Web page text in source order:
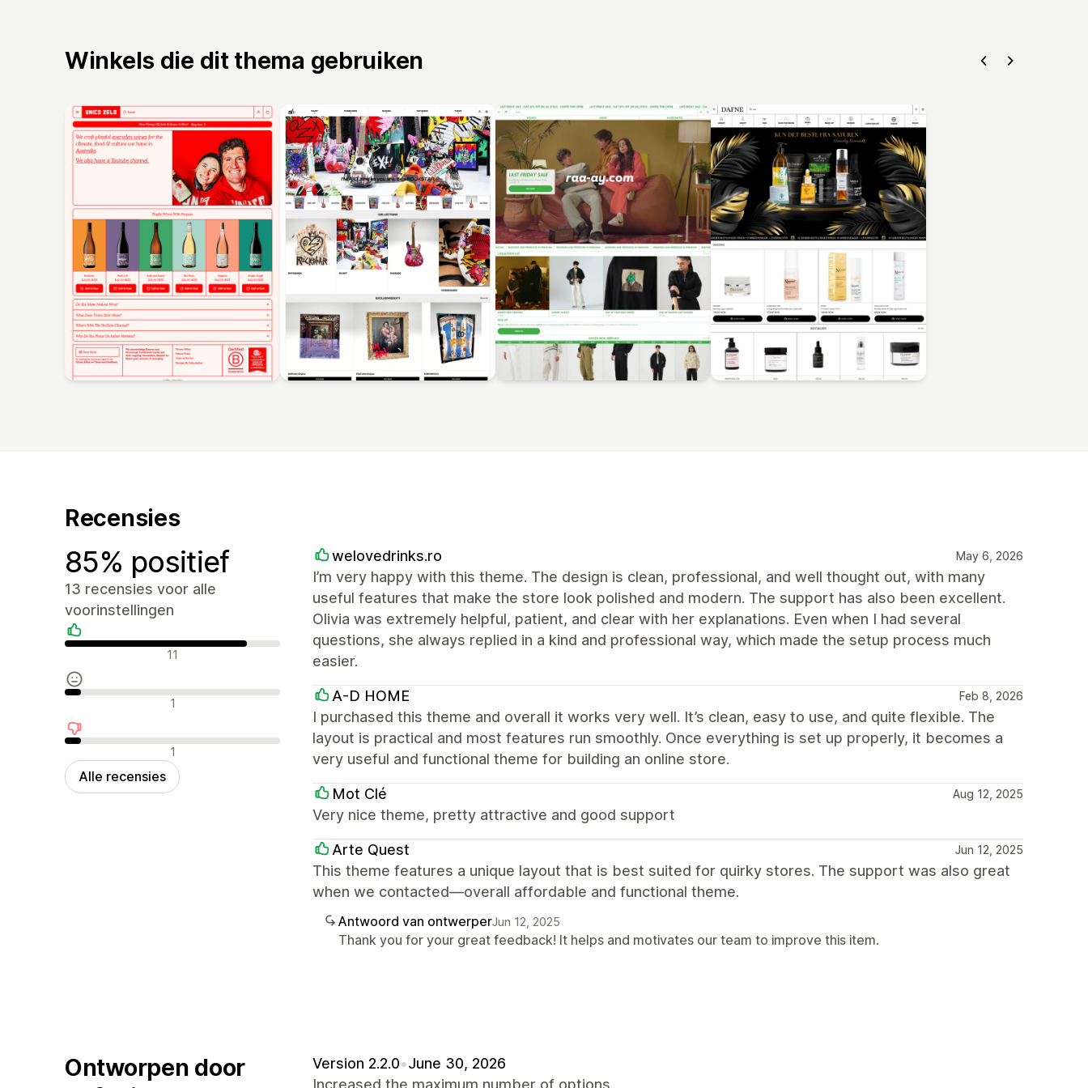
Winkels die dit thema gebruiken
Recensies
85% positief
13 recensies voor alle
voorinstellingen
Positieve recensies
11
Neutrale recensies1
Negatieve recensies
1
Alle recensies
welovedrinks.ro May 6, 2026
I’m very happy with this theme. The design is clean, professional, and well thought out, with many
useful features that make the store look polished and modern. The support has also been excellent.
Olivia was extremely helpful, patient, and clear with her explanations. Even when I had several
questions, she always replied in a kind and professional way, which made the setup process much
easier.
A-D HOME Feb 8, 2026
I purchased this theme and overall it works very well. It’s clean, easy to use, and quite flexible. The
layout is practical and most features run smoothly. Once everything is set up properly, it becomes a
very useful and functional theme for building an online store.
Mot Clé Aug 12, 2025
Very nice theme, pretty attractive and good support
Arte Quest Jun 12, 2025
This theme features a unique layout that is best suited for quirky stores. The support was also great
when we contacted—overall affordable and functional theme.
Antwoord van ontwerperJun 12, 2025
Thank you for your great feedback! It helps and motivates our team to improve this item.
Ontworpen door
Version 2.2.0•June 30, 2026
Increased the maximum number of options